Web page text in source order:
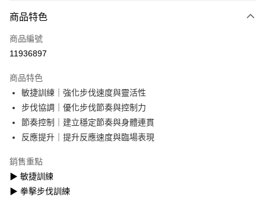
信用卡一次付款
LINE Pay
街口支付
悠遊付
Google Pay
AFTEE先享後付
相關說明
AFTEE先享後付是「在收到商品之後才付款」的支付方式。 讓您購物簡單
ATM付款
商品特色
商品編號
11936897
商品特色
敏捷訓練｜強化步伐速度與靈活性
步伐協調｜優化步伐節奏與控制力
節奏控制｜建立穩定節奏與身體連貫
反應提升｜提升反應速度與臨場表現
銷售重點
▶︎ 敏捷訓練
▶︎ 拳擊步伐訓練